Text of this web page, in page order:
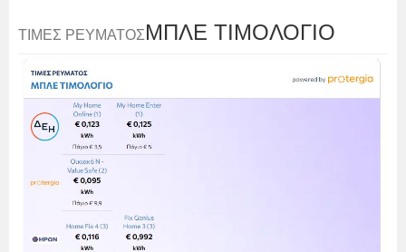
ΤΙΜΕΣ ΡΕΥΜΑΤΟΣΜΠΛΕ ΤΙΜΟΛΟΓΙΟ